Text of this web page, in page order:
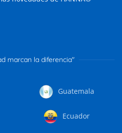
marcan la diferencia"
Guatemala
Ecuador